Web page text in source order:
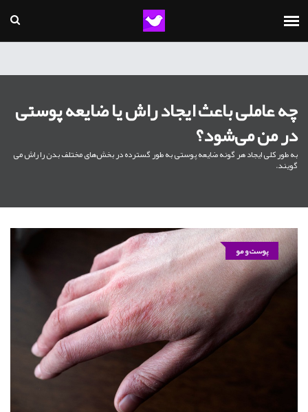
چه عاملی باعث ایجاد راش یا ضایعه پوستی
در من می‌شود؟
به طور کلی ایجاد هر گونه ضایعه پوستی به طور گسترده در بخش‌های مختلف بدن را راش می
گویند.
پوست و مو